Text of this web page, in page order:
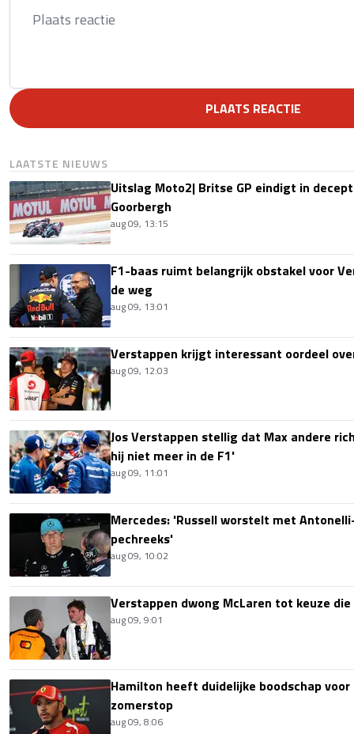
PLAATS REACTIE
LAATSTE NIEUWS
Uitslag Moto2| Britse GP eindigt in
Goorbergh
aug 09, 13:15
F1-baas ruimt belangrijk obstakel voor
de weg
aug 09, 13:01
Verstappen krijgt interessant oordeel
aug 09, 12:03
Jos Verstappen stellig dat Max andere
hij niet meer in de F1'
aug 09, 11:01
Mercedes: 'Russell worstelt met
pechreeks'
aug 09, 10:02
Verstappen dwong McLaren tot keuze
aug 09, 9:01
Hamilton heeft duidelijke boodschap
zomerstop
aug 09, 8:06